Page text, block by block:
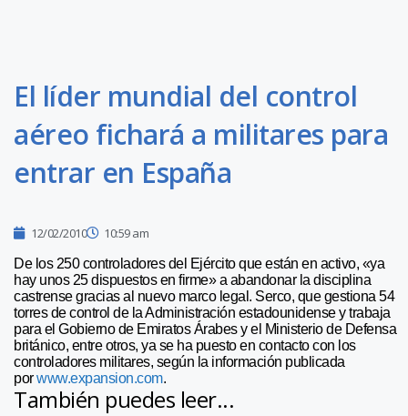
El líder mundial del control
aéreo fichará a militares para
entrar en España
12/02/2010 10:59 am
De los 250 controladores del Ejército que están en activo, «ya
hay unos 25 dispuestos en firme» a abandonar la disciplina
castrense gracias al nuevo marco legal. Serco, que gestiona 54
torres de control de la Administración estadounidense y trabaja
para el Gobierno de Emiratos Árabes y el Ministerio de Defensa
británico, entre otros, ya se ha puesto en contacto con los
controladores militares, según la información publicada
porwww.expansion.com.
También puedes leer...